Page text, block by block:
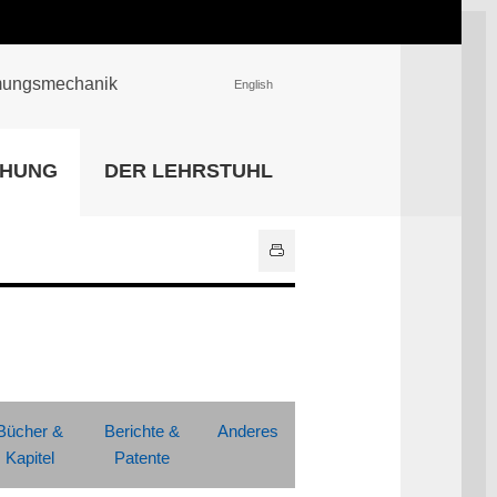
Universitätsbibliothek
English
DER LEHRSTUHL
&
Kapitel
Berichte &
Patente
Anderes